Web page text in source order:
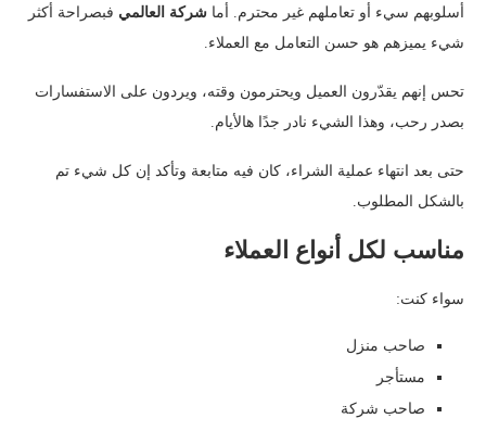
أسلوبهم سيء أو تعاملهم غير محترم. أما شركة العالمي فبصراحة أكثر
شيء يميزهم هو حسن التعامل مع العملاء.
تحس إنهم يقدّرون العميل ويحترمون وقته، ويردون على الاستفسارات
بصدر رحب، وهذا الشيء نادر جدًا هالأيام.
حتى بعد انتهاء عملية الشراء، كان فيه متابعة وتأكد إن كل شيء تم
بالشكل المطلوب.
مناسب لكل أنواع العملاء
سواء كنت:
صاحب منزل
مستأجر
صاحب شركة